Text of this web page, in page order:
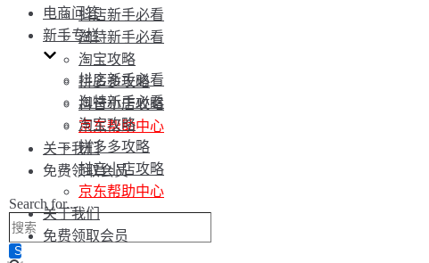
抖店新手必看
淘特新手必看
淘宝攻略
拼多多攻略
抖音小店攻略
京东帮助中心
关于我们
免费领取会员
Search for...
电商问答
新手专栏
抖店新手必看
淘特新手必看
淘宝攻略
拼多多攻略
抖音小店攻略
京东帮助中心
关于我们
免费领取会员